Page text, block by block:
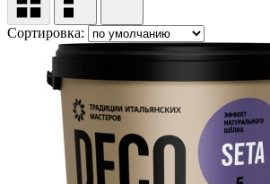
Сортировка: